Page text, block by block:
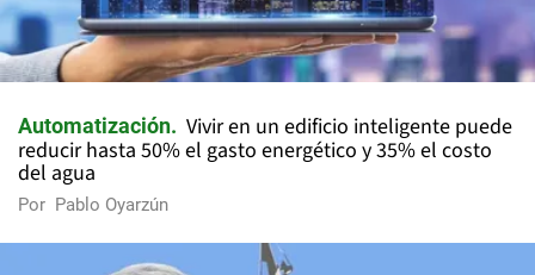
Automatización
Vivir en un edificio inteligente puede
reducir hasta 50% el gasto energético y 35% el costo
del agua
Por Pablo Oyarzún